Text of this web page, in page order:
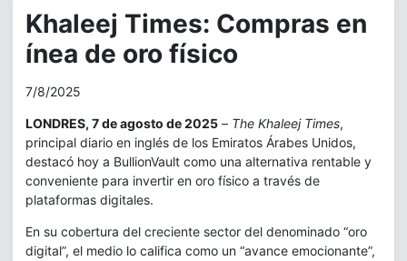
Khaleej Times: Compras en
ínea de oro físico
7/8/2025
LONDRES, 7 de agosto de 2025 – The Khaleej Times,
principal diario en inglés de los Emiratos Árabes Unidos,
destacó hoy a BullionVault como una alternativa rentable y
conveniente para invertir en oro físico a través de
plataformas digitales.
En su cobertura del creciente sector del denominado “oro
digital”, el medio lo califica como un “avance emocionante”,